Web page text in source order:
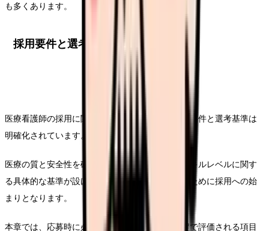
も多くあります。
採用要件と選考基準
医療看護師の採用に関して、医療機関が重視する要件と選考基準は
明確化されています。
医療の質と安全性を確保するため、実務経験やスキルレベルに関す
る具体的な基準が設けられており、それを満たすために採用への始
まりとなります。
本章では、応募時に必要となる要件と、選考過程で評価される項目